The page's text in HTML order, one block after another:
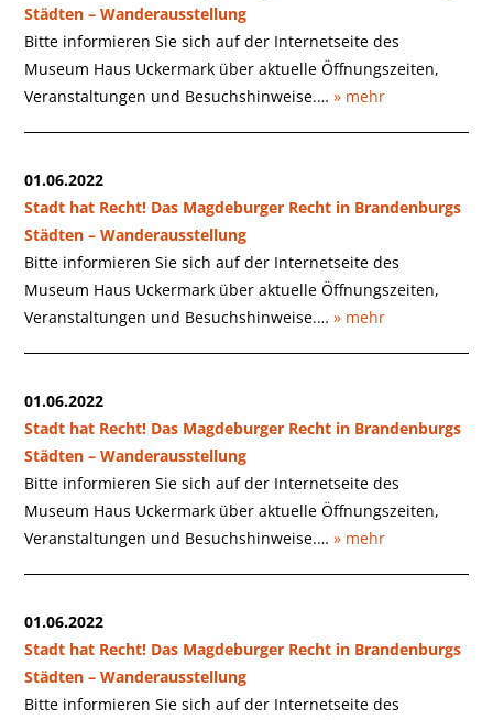
Städten – Wanderausstellung
Bitte informieren Sie sich auf der Internetseite des
Museum Haus Uckermark über aktuelle Öffnungszeiten,
Veranstaltungen und Besuchshinweise.…» mehr
01.06.2022
Stadt hat Recht! Das Magdeburger Recht in Brandenburgs
Städten – Wanderausstellung
Bitte informieren Sie sich auf der Internetseite des
Museum Haus Uckermark über aktuelle Öffnungszeiten,
Veranstaltungen und Besuchshinweise.…» mehr
01.06.2022
Stadt hat Recht! Das Magdeburger Recht in Brandenburgs
Städten – Wanderausstellung
Bitte informieren Sie sich auf der Internetseite des
Museum Haus Uckermark über aktuelle Öffnungszeiten,
Veranstaltungen und Besuchshinweise.…» mehr
01.06.2022
Stadt hat Recht! Das Magdeburger Recht in Brandenburgs
Städten – Wanderausstellung
Bitte informieren Sie sich auf der Internetseite des